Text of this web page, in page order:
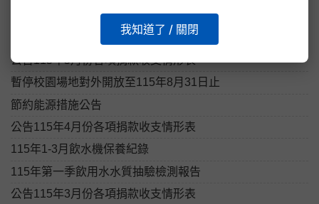
公告115年6月份各項捐款收支情形表
115第三季(7-9月)活動中心1F運動場租借抽籤公告
公告115年5月份各項捐款收支情形表
暫停校園場地對外開放至115年8月31日止
節約能源措施公告
公告115年4月份各項捐款收支情形表
115年1-3月飲水機保養紀錄
115年第一季飲用水水質抽驗檢測報告
公告115年3月份各項捐款收支情形表
我知道了 / 關閉